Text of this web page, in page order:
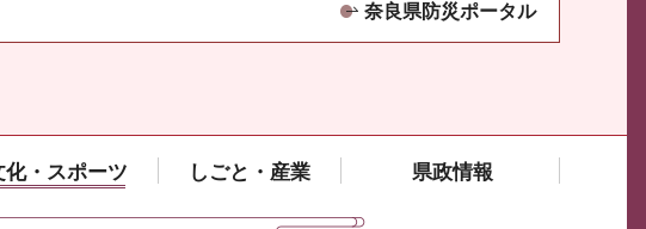
奈良県防災ポータル
化・スポーツ しごと・産業 県政情報